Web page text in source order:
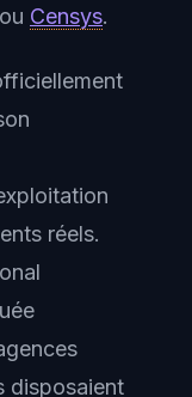
ou Censys.
réels.
disposaient